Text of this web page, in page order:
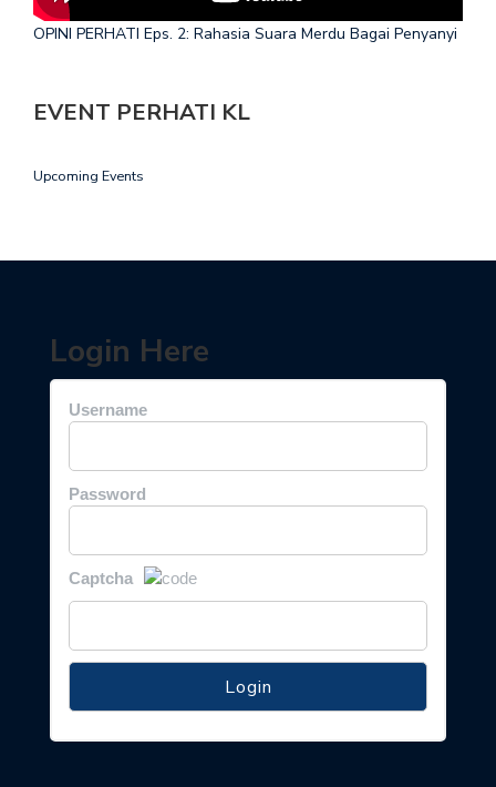
OPINI PERHATI Eps. 2: Rahasia Suara Merdu Bagai Penyanyi
EVENT PERHATI KL
Upcoming Events
Login Here
Username
Password
Captcha